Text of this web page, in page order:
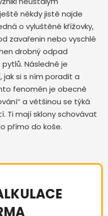
někdy jistě najde
o vyluštěné křížovky,
zavařenin nebo vyschlé
drobný odpad
Následně je
jak si s ním poradit a
fenomén je obecně
a většinou se týká
Ti mají sklony schovávat
přímo do koše.